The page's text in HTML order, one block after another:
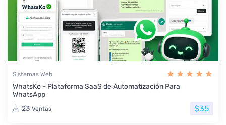
Sistemas Web
WhatsKo - Plataforma SaaS de Automatización Para
WhatsApp
23 Ventas $35